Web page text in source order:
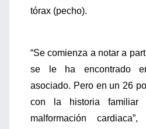
tórax (pecho).
“Se comienza a notar a
se le ha encontrado
asociado. Pero en un 26
con la historia
malformación